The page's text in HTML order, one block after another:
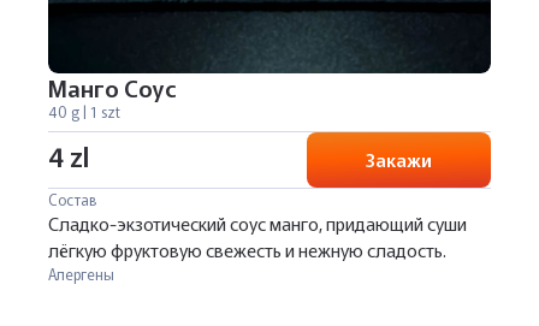
Манго Соус
40 g | 1 szt
4 zl Закажи
Состав
Сладко-экзотический соус манго, придающий суши
лёгкую фруктовую свежесть и нежную сладость.
Алергены